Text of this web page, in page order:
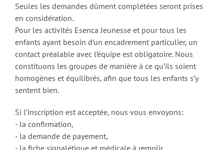
Seules les demandes dûment complétées seront prises
en considération.
Pour les activités Esenca Jeunesse et pour tous les
enfants ayant besoin d’un encadrement particulier, un
contact préalable avec l’équipe est obligatoire. Nous
constituons les groupes de manière à ce qu’ils soient
homogènes et équilibrés, afin que tous les enfants s’y
sentent bien.
Si l’inscription est acceptée, nous vous envoyons:
- la confirmation,
- la demande de payement,